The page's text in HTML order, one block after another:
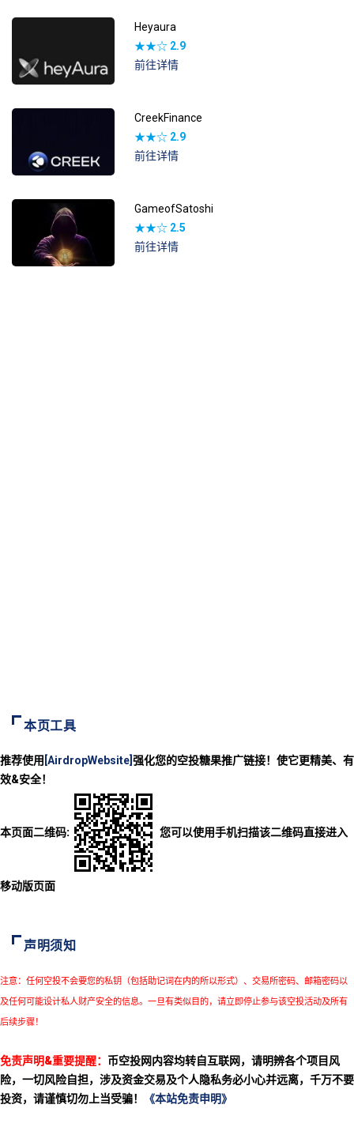
Heyaura
★★☆ 2.9
前往详情
CreekFinance
★★☆ 2.9
前往详情
GameofSatoshi
★★☆ 2.5
前往详情
本页工具
推荐使用 [AirdropWebsite] 强化您的空投糖果推广链接！使它更精美、有
效&安全！
本页面二维码: 您可以使用手机扫描该二维码直接进入
移动版页面
声明须知
注意：任何空投不会要您的私钥（包括助记词在内的所以形式）、交易所密码、邮箱密码以
及任何可能设计私人财产安全的信息。一旦有类似目的，请立即停止参与该空投活动及所有
后续步骤！
免责声明&重要提醒： 币空投网内容均转自互联网，请明辨各个项目风
险，一切风险自担，涉及资金交易及个人隐私务必小心并远离，千万不要
投资，请谨慎切勿上当受骗！
《本站免责申明》